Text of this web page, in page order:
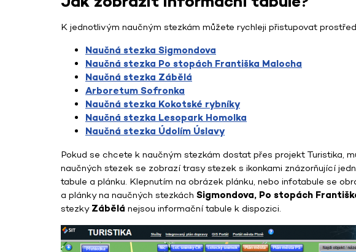
K jednotlivým naučným stezkám můžete rychleji přistupovat
Naučná stezka Sigmondova
Naučná stezka Po stopách Františka Malocha
Naučná stezka Zábělá
Arboretum Sofronka
Naučná stezka Kokotské rybníky
Naučná stezka Lesopark Homolka
Naučná stezka Údolím Úslavy
Pokud se chcete k naučným stezkám dostat přes projekt Turistika,
naučných stezek se zobrazí trasy stezek s ikonkami znázorňující
tabule a plánku. Klepnutím na obrázek plánku, nebo infotabule se
a plánky na naučných stezkách Sigmondova, Po stopách
stezky Zábělá nejsou informační tabule k dispozici.